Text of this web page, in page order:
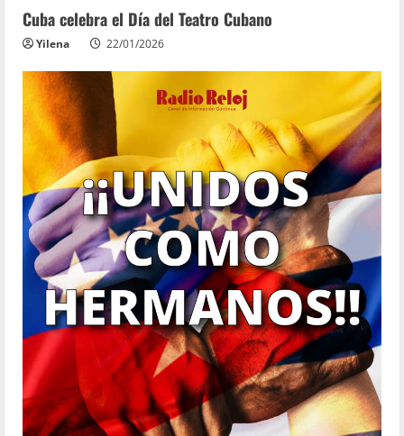
Cuba celebra el Día del Teatro Cubano
Yilena 22/01/2026